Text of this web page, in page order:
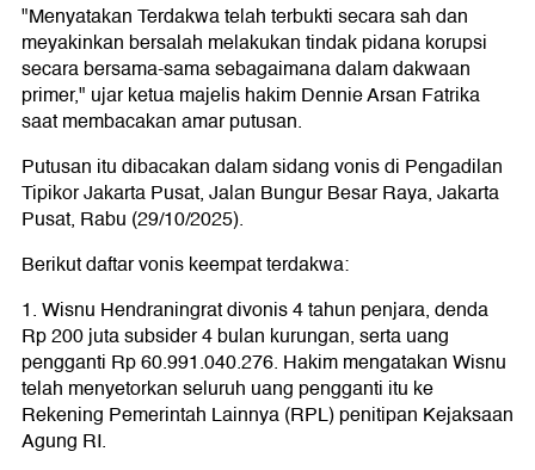
"Menyatakan Terdakwa telah terbukti secara sah dan
meyakinkan bersalah melakukan tindak pidana korupsi
secara bersama-sama sebagaimana dalam dakwaan
primer," ujar ketua majelis hakim Dennie Arsan Fatrika
saat membacakan amar putusan.
Putusan itu dibacakan dalam sidang vonis di Pengadilan
Tipikor Jakarta Pusat, Jalan Bungur Besar Raya, Jakarta
Pusat, Rabu (29/10/2025).
Berikut daftar vonis keempat terdakwa:
1. Wisnu Hendraningrat divonis 4 tahun penjara, denda
Rp 200 juta subsider 4 bulan kurungan, serta uang
pengganti Rp 60.991.040.276. Hakim mengatakan Wisnu
telah menyetorkan seluruh uang pengganti itu ke
Rekening Pemerintah Lainnya (RPL) penitipan Kejaksaan
Agung RI.